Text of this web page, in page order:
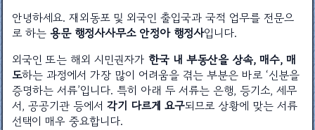
안녕하세요. 재외동포 및 외국인 출입국과 국적 업무를 전문으
로 하는용문 행정사사무소 안정아 행정사입니다.
외국인 또는 해외 시민권자가한국 내 부동산을 상속, 매수, 매
도하는 과정에서 가장 많이 어려움을 겪는 부분은 바로 ‘신분을
증명하는 서류’입니다. 특히 아래 두 서류는 은행, 등기소, 세무
서, 공공기관 등에서각기 다르게 요구되므로 상황에 맞는 서류
선택이 매우 중요합니다.